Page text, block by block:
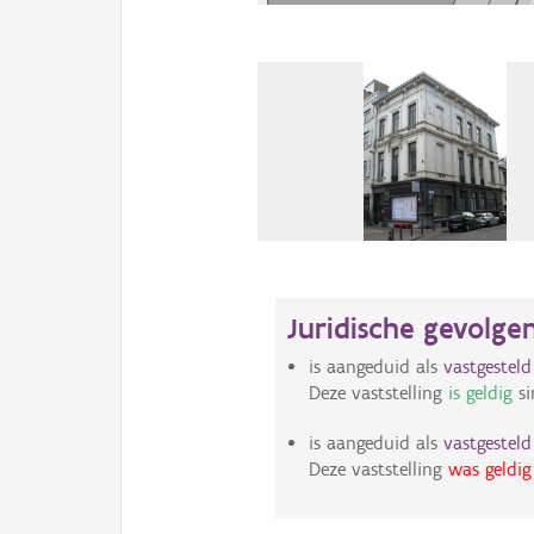
Juridische
is aangeduid als
Deze vaststelling is geldig
is aangeduid als
Deze vaststelling was geldig